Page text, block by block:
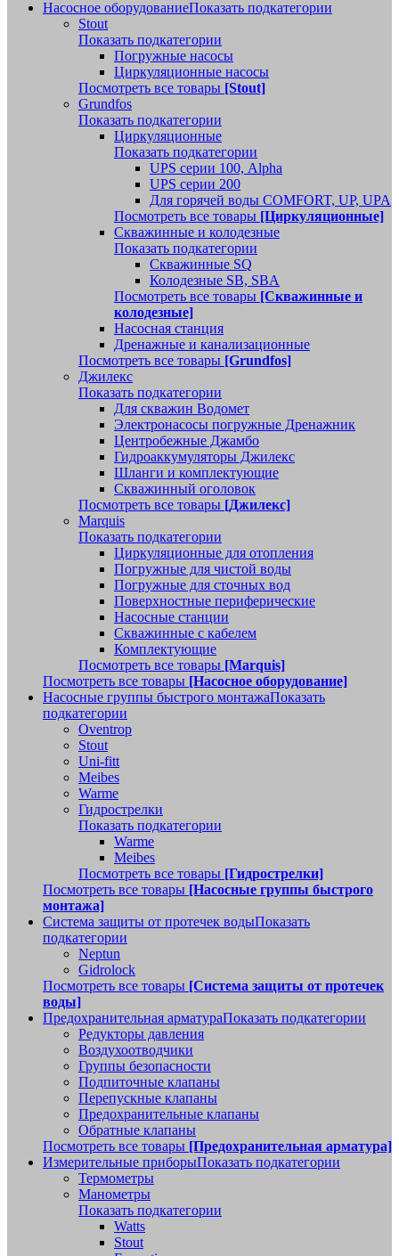
Насосное оборудованиеПоказать подкатегории
Stout
Показать подкатегории
Погружные насосы
Циркуляционные насосы
Посмотреть все товары [Stout]
Grundfos
Показать подкатегории
Циркуляционные
Показать подкатегории
UPS серии 100, Alpha
UPS серии 200
Для горячей воды COMFORT, UP, UPA
Посмотреть все товары [Циркуляционные]
Скважинные и колодезные
Показать подкатегории
Скважинные SQ
Колодезные SB, SBA
Посмотреть все товары [Скважинные и
колодезные]
Насосная станция
Дренажные и канализационные
Посмотреть все товары [Grundfos]
Джилекс
Показать подкатегории
Для скважин Водомет
Электронасосы погружные Дренажник
Центробежные Джамбо
Гидроаккумуляторы Джилекс
Шланги и комплектующие
Скважинный оголовок
Посмотреть все товары [Джилекс]
Marquis
Показать подкатегории
Циркуляционные для отопления
Погружные для чистой воды
Погружные для сточных вод
Поверхностные периферические
Насосные станции
Скважинные с кабелем
Комплектующие
Посмотреть все товары [Marquis]
Посмотреть все товары [Насосное оборудование]
Насосные группы быстрого монтажаПоказать
подкатегории
Oventrop
Stout
Uni-fitt
Meibes
Warme
Гидрострелки
Показать подкатегории
Warme
Meibes
Посмотреть все товары [Гидрострелки]
Посмотреть все товары [Насосные группы быстрого
монтажа]
Система защиты от протечек водыПоказать
подкатегории
Neptun
Gidrolock
Посмотреть все товары [Система защиты от протечек
воды]
Предохранительная арматураПоказать подкатегории
Редукторы давления
Воздухоотводчики
Группы безопасности
Подпиточные клапаны
Перепускные клапаны
Предохранительные клапаны
Обратные клапаны
Посмотреть все товары [Предохранительная арматура]
Измерительные приборыПоказать подкатегории
Термометры
Манометры
Показать подкатегории
Watts
Stout